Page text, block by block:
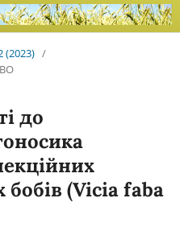
(2023) /
до
бобів (Vicia faba